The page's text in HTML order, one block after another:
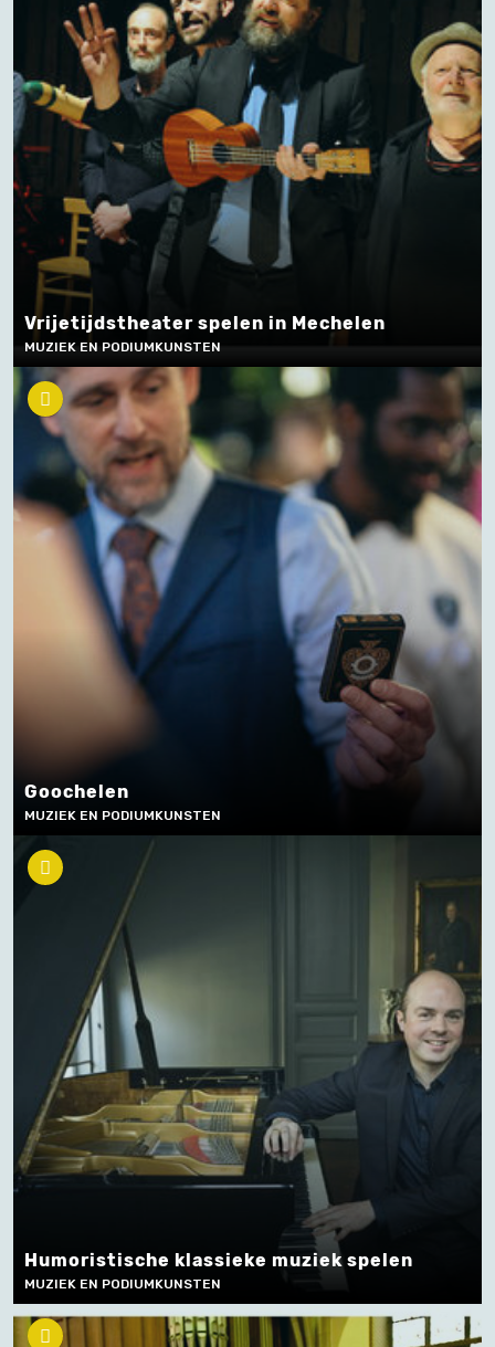
Vrijetijdstheater spelen in Mechelen
MUZIEK EN PODIUMKUNSTEN
Goochelen
MUZIEK EN PODIUMKUNSTEN
Humoristische klassieke muziek spelen
MUZIEK EN PODIUMKUNSTEN